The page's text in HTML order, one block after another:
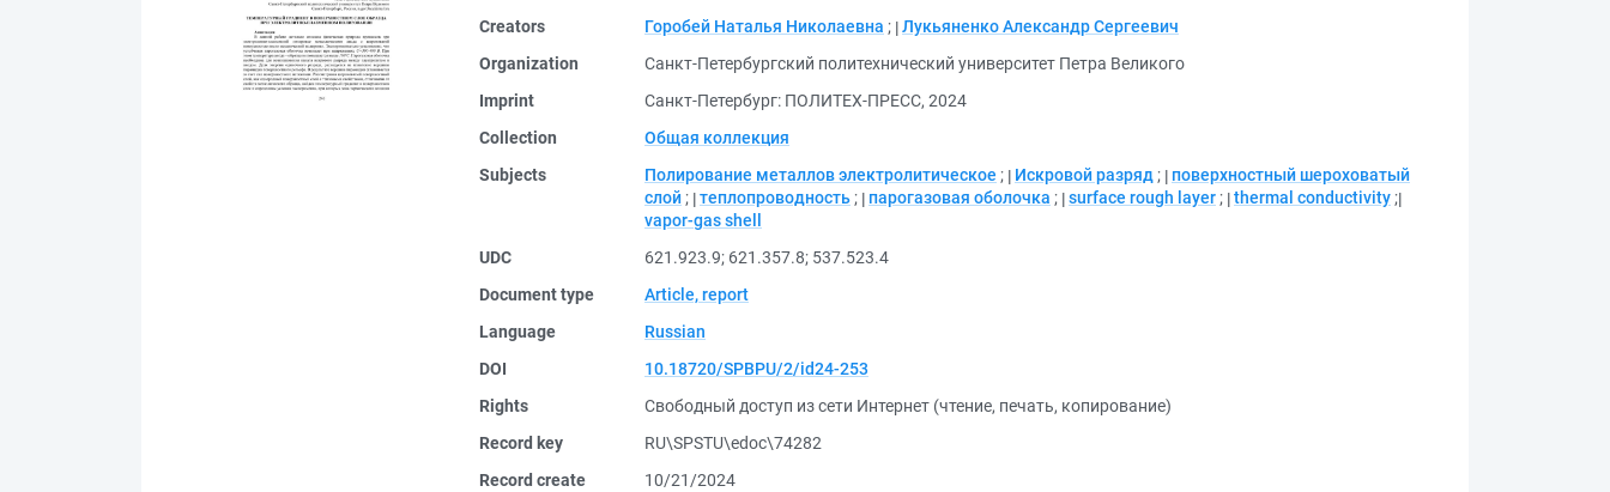
Creators
Горобей Наталья Николаевна ; Лукьяненко Александр Сергеевич
Organization
Санкт-Петербургский политехнический университет Петра Великого
Imprint
Санкт-Петербург: ПОЛИТЕХ-ПРЕСС, 2024
Collection
Общая коллекция
Subjects
Полирование металлов электролитическое ; Искровой разряд ;
поверхностный шероховатый
слой ; теплопроводность ; парогазовая оболочка ; surface rough layer ; thermal conductivity ;
vapor-gas shell
UDC
621.923.9; 621.357.8; 537.523.4
Document type
Article, report
Language
Russian
DOI
10.18720/SPBPU/2/id24-253
Rights
Свободный доступ из сети Интернет (чтение, печать, копирование)
Record key
RU\SPSTU\edoc\74282
Record create
10/21/2024